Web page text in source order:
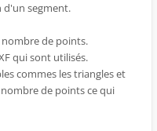
d'un segment.
de points.
qui sont utilisés.
commes les triangles et
de points ce qui